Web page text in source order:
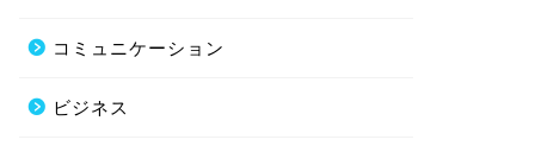
コミュニケーション
ビジネス